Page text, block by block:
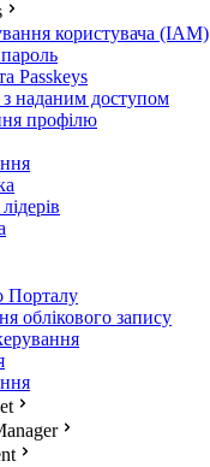
користувача (IAM)
Passkeys
наданим доступом
профілю
Порталу
облікового запису